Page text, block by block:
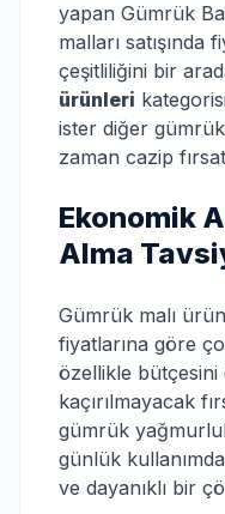
yapan Gümrük
malları satışında
çeşitliliğini bir
ürünleri
ister diğer
zaman cazip
Ekonomik
Alma
Gümrük malı
fiyatlarına göre
özellikle bütçesini
kaçırılmayacak
gümrük
günlük
ve dayanıklı bir